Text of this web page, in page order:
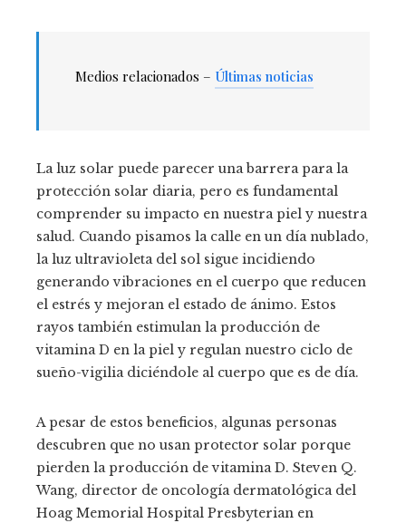
Medios relacionados – Últimas noticias
La luz solar puede parecer una barrera para la
protección solar diaria, pero es fundamental
comprender su impacto en nuestra piel y nuestra
salud. Cuando pisamos la calle en un día nublado,
la luz ultravioleta del sol sigue incidiendo
generando vibraciones en el cuerpo que reducen
el estrés y mejoran el estado de ánimo. Estos
rayos también estimulan la producción de
vitamina D en la piel y regulan nuestro ciclo de
sueño-vigilia diciéndole al cuerpo que es de día.
A pesar de estos beneficios, algunas personas
descubren que no usan protector solar porque
pierden la producción de vitamina D. Steven Q.
Wang, director de oncología dermatológica del
Hoag Memorial Hospital Presbyterian en